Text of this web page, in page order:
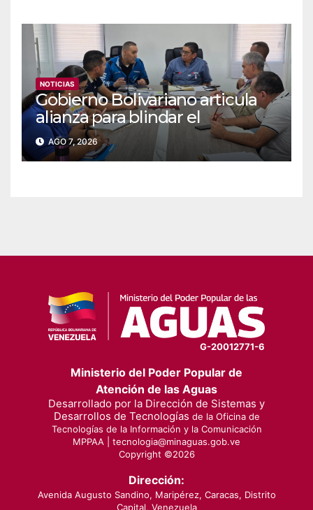
NOTICIAS
Gobierno Bolivariano articula
alianza para blindar el
suministro de agua y
electricidad en Falcón
AGO 7, 2026
G-20012771-6
Ministerio del Poder Popular de
Atención de las Aguas
Desarrollado por la Dirección de Sistemas y
Desarrollos de Tecnologías de la Oficina de
Tecnologías de la Información y la Comunicación
MPPAA | tecnologia@minaguas.gob.ve
Copyright ©2026
Dirección:
Avenida Augusto Sandino, Maripérez, Caracas, Distrito
Capital, Venezuela